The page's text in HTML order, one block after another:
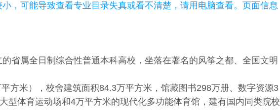
，可能导致查看专业目录失真或看不清楚，请用电脑查看。页面信息
省属全日制综合性普通本科高校，坐落在著名的风筝之都、全国文明
方米），校舍建筑面积84.3万平方米，馆藏图书298万册、数字资源3
型体育运动场和4万平方米的现代化多功能体育馆，建有国内同类院校